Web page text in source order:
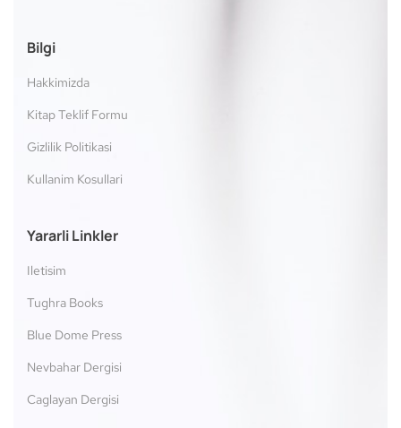
Bilgi
Hakkimizda
Kitap Teklif Formu
Gizlilik Politikasi
Kullanim Kosullari
Yararli Linkler
Iletisim
Tughra Books
Blue Dome Press
Nevbahar Dergisi
Caglayan Dergisi